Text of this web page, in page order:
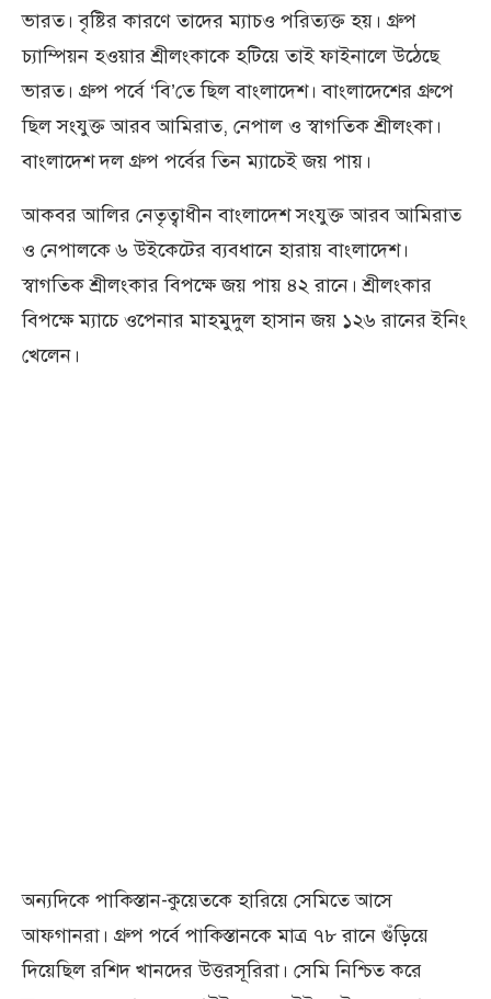
ভারত। বৃষ্টির কারণে তাদের ম্যাচও পরিত্যক্ত হয়। গ্রুপ
চ্যাম্পিয়ন হওয়ার শ্রীলংকাকে হটিয়ে তাই ফাইনালে উঠেছে
ভারত। গ্রুপ পর্বে ‘বি’তে ছিল বাংলাদেশ। বাংলাদেশের গ্রুপে
ছিল সংযুক্ত আরব আমিরাত, নেপাল ও স্বাগতিক শ্রীলংকা।
বাংলাদেশ দল গ্রুপ পর্বের তিন ম্যাচেই জয় পায়।
আকবর আলির নেতৃত্বাধীন বাংলাদেশ সংযুক্ত আরব আমিরাত
ও নেপালকে ৬ উইকেটের ব্যবধানে হারায় বাংলাদেশ।
স্বাগতিক শ্রীলংকার বিপক্ষে জয় পায় ৪২ রানে। শ্রীলংকার
বিপক্ষে ম্যাচে ওপেনার মাহমুদুল হাসান জয় ১২৬ রানের ইনিং
খেলেন।
অন্যদিকে পাকিস্তান-কুয়েতকে হারিয়ে সেমিতে আসে
আফগানরা। গ্রুপ পর্বে পাকিস্তানকে মাত্র ৭৮ রানে গুঁড়িয়ে
দিয়েছিল রশিদ খানদের উত্তরসূরিরা। সেমি নিশ্চিত করে